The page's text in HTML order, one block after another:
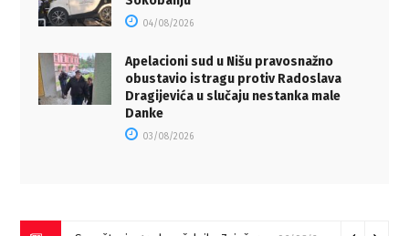
04/08/2026
Apelacioni sud u Nišu pravosnažno
obustavio istragu protiv Radoslava
Dragijevića u slučaju nestanka male
Danke
03/08/2026